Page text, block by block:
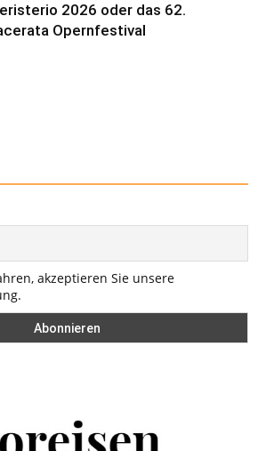
2026 oder das 62.
Opernfestival
akzeptieren Sie unsere